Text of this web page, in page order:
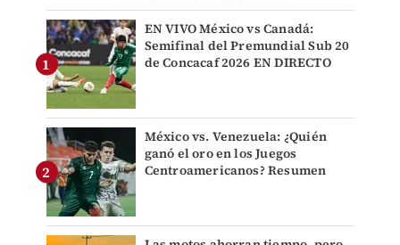
EN VIVO México vs Canadá:
Semifinal del Premundial Sub 20
de Concacaf 2026 EN DIRECTO
México vs. Venezuela: ¿Quién
ganó el oro en los Juegos
Centroamericanos? Resumen